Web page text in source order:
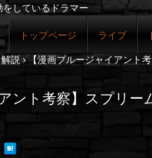
しているドラマー
トップページ ライブ
説 › 【漫画ブルージャイアント
ント考察】スプリー